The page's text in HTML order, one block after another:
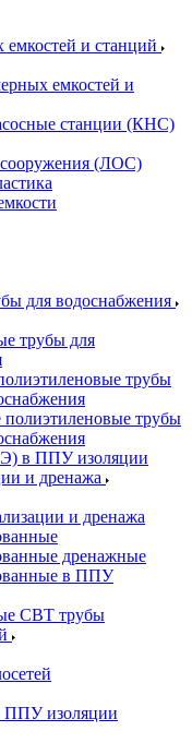
и станций
емкостей и
станции (КНС)
(ЛОС)
для водоснабжения
трубы для
трубы
трубы
в ППУ изоляции
и дренажа
и дренажа
дренажные
в ППУ
СВТ трубы
ППУ изоляции